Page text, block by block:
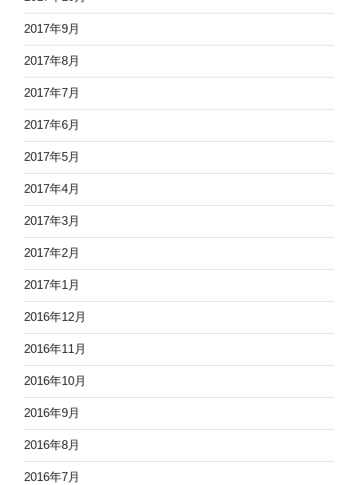
2017年9月
2017年8月
2017年7月
2017年6月
2017年5月
2017年4月
2017年3月
2017年2月
2017年1月
2016年12月
2016年11月
2016年10月
2016年9月
2016年8月
2016年7月